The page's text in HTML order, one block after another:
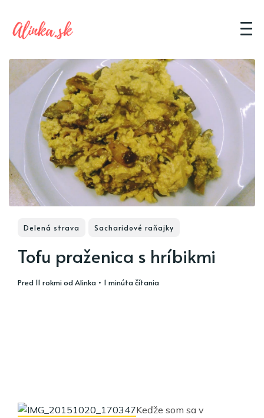
Delená strava Sacharidové raňajky
Tofu praženica s hríbikmi
pred 11 rokmiodAlinka • 1 minúta čítania
Keďže som sa v